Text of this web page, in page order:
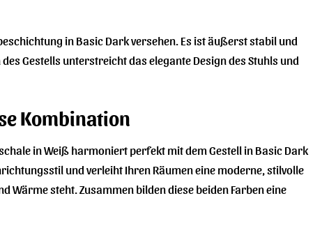
in Basic Dark versehen. Es ist äußerst stabil und
Gestells unterstreicht das elegante Design des Stuhls und
Kombination
in Weiß harmoniert perfekt mit dem Gestell in Basic Dark
und verleiht Ihren Räumen eine moderne, stilvolle
Wärme steht. Zusammen bilden diese beiden Farben eine